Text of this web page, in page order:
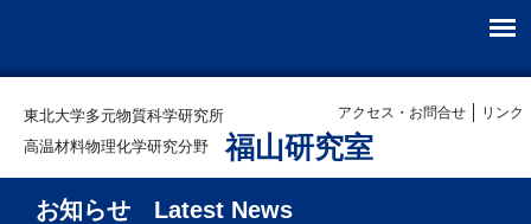
東北大学多元物質科学研究所
高温材料物理化学研究分野
福山研究室
アクセス・お問合せ リンク
お知らせ Latest News